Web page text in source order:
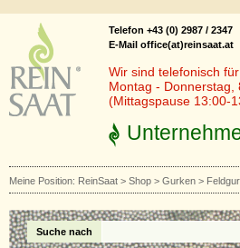
Telefon +43 (0) 2987 / 2347
E-Mail office(at)reinsaat.at
Wir sind telefonisch
Montag -
(Mittagspause 13:00-
Meine Position: ReinSaat > Shop > Gurken >
Suche nach